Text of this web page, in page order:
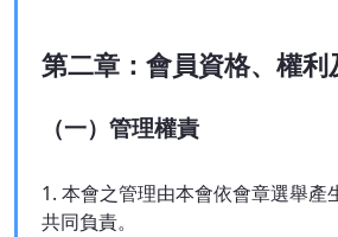
第二章：會員資格、權利
（一）管理權責
1. 本會之管理由本會依會章選舉產
共同負責。